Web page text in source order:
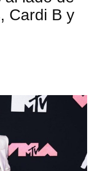
Cardi B y